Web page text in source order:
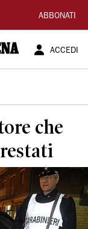
ABBONATI
ACCEDI
che